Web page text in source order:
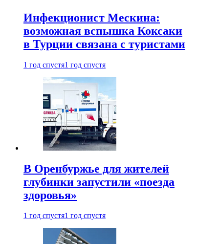
Инфекционист Мескина:
возможная вспышка Коксаки
в Турции связана с туристами
1 год спустя1 год спустя
В Оренбуржье для жителей
глубинки запустили «поезда
здоровья»
1 год спустя1 год спустя